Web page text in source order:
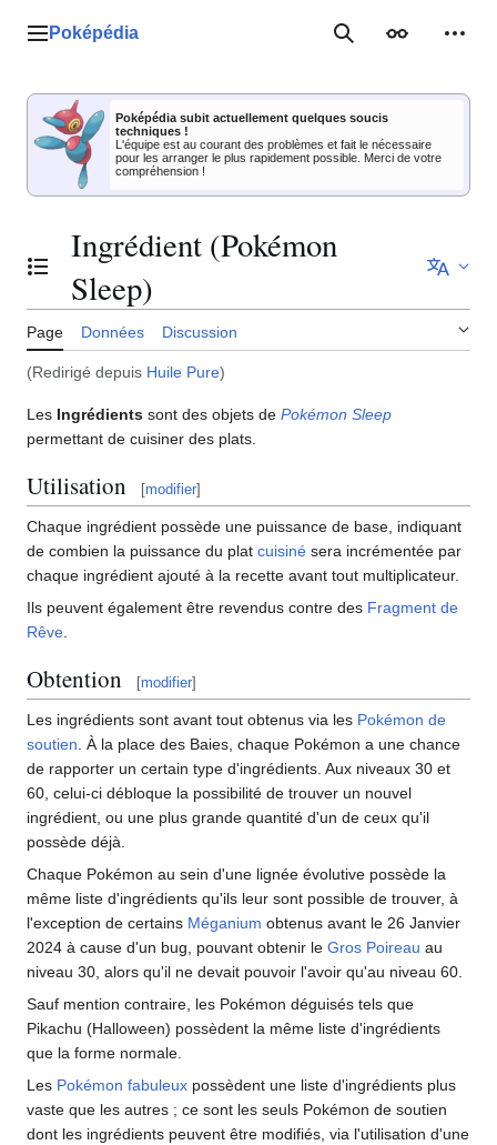
Menu principal
Poképédia RechercherApparence
Poképédia subit actuellement quelques soucis
techniques !
L'équipe est au courant des problèmes et fait le nécessaire
pour les arranger le plus rapidement possible. Merci de votre
compréhension !
Basculer la table des matières
Ingrédient (Pokémon
Sleep)
Page Données Discussion
(Redirigé depuis Huile Pure)
Les Ingrédients sont des objets de Pokémon Sleep
permettant de cuisiner des plats.
Utilisation [modifier]
Chaque ingrédient possède une puissance de base, indiquant
de combien la puissance du plat cuisiné sera incrémentée par
chaque ingrédient ajouté à la recette avant tout multiplicateur.
Ils peuvent également être revendus contre des Fragment de
Rêve
Obtention [modifier]
Les ingrédients sont avant tout obtenus via les Pokémon de
soutien . À la place des Baies, chaque Pokémon a une chance
de rapporter un certain type d'ingrédients. Aux niveaux 30 et
60, celui-ci débloque la possibilité de trouver un nouvel
ingrédient, ou une plus grande quantité d'un de ceux qu'il
possède déjà.
Chaque Pokémon au sein d'une lignée évolutive possède la
même liste d'ingrédients qu'ils leur sont possible de trouver, à
l'exception de certains Méganium obtenus avant le 26 Janvier
2024 à cause d'un bug, pouvant obtenir le Gros Poireau au
niveau 30, alors qu'il ne devait pouvoir l'avoir qu'au niveau 60.
Sauf mention contraire, les Pokémon déguisés tels que
Pikachu (Halloween) possèdent la même liste d'ingrédients
que la forme normale.
Les Pokémon fabuleux possèdent une liste d'ingrédients plus
vaste que les autres ; ce sont les seuls Pokémon de soutien
dont les ingrédients peuvent être modifiés, via l'utilisation d'une